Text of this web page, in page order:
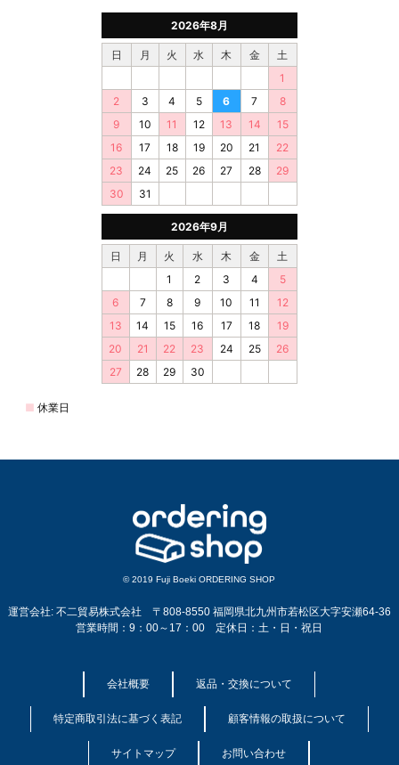
© 2019 Fuji Boeki ORDERING SHOP
運営会社: 不二貿易株式会社 〒808-8550 福岡県北九州市若松区大字安瀬64-36
営業時間：9：00～17：00 定休日：土・日・祝日
会社概要 返品・交換について
特定商取引法に基づく表記 顧客情報の取扱について
サイトマップ お問い合わせ